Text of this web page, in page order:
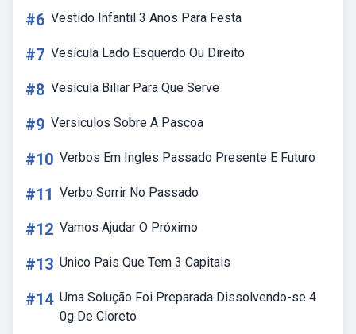
#6 Vestido Infantil 3 Anos Para Festa
#7 Vesícula Lado Esquerdo Ou Direito
#8 Vesícula Biliar Para Que Serve
#9 Versiculos Sobre A Pascoa
#10 Verbos Em Ingles Passado Presente E Futuro
#11 Verbo Sorrir No Passado
#12 Vamos Ajudar O Próximo
#13 Unico Pais Que Tem 3 Capitais
#14 Uma Solução Foi Preparada Dissolvendo-se 4
0g De Cloreto